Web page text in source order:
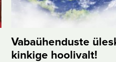
Vabaühenduste
kinkige hoolivalt!